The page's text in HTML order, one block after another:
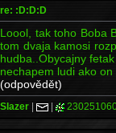
re: :D:D:D
Loool, tak toho Boba
tom dvaja kamosi
hudba..Obycajny
nechapem ludi ako
(odpovědět)
Slazer | |